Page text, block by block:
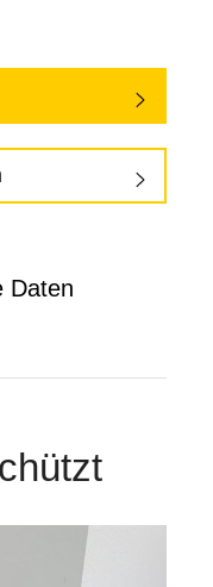
Daten